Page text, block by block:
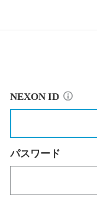
NEXON ID
パスワード